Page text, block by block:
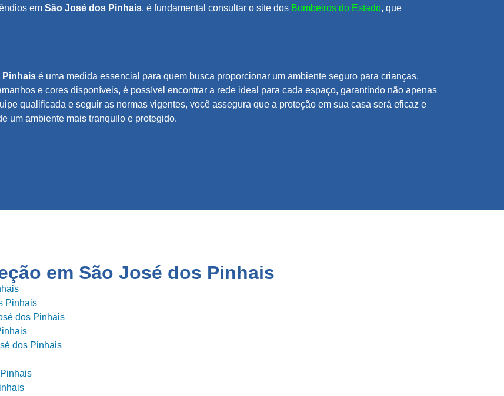
em São José dos Pinhais, é fundamental consultar o site dos Bombeiros do Estado, que
Pinhais é uma medida essencial para quem busca proporcionar um ambiente seguro para crianças,
e cores disponíveis, é possível encontrar a rede ideal para cada espaço, garantindo não apenas
qualificada e seguir as normas vigentes, você assegura que a proteção em sua casa será eficaz e
um ambiente mais tranquilo e protegido.
em São José dos Pinhais
Pinhais
dos Pinhais
dos Pinhais